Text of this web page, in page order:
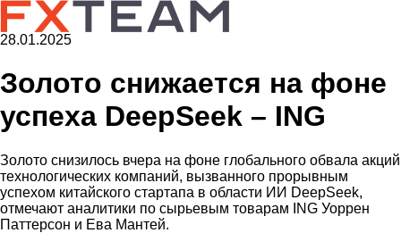
28.01.2025
Золото снижается на фоне
успеха DeepSeek – ING
Золото снизилось вчера на фоне глобального обвала акций
технологических компаний, вызванного прорывным
успехом китайского стартапа в области ИИ DeepSeek,
отмечают аналитики по сырьевым товарам ING Уоррен
Паттерсон и Ева Мантей.